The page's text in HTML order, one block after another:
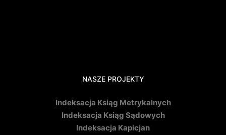
NASZE PROJEKTY
Indeksacja Ksiąg Metrykalnych
Indeksacja Ksiąg Sądowych
Indeksacja Kapicjan